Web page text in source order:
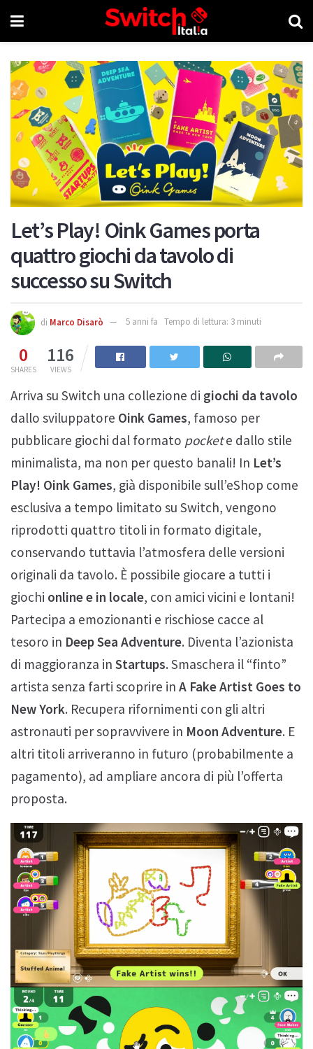
Let’s Play! Oink Games porta
quattro giochi da tavolo di
successo su Switch
di Marco Disarò 5 anni fa Tempo di lettura: 3 minuti
0
SHARES
116
VIEWS
Arriva su Switch una collezione di giochi da tavolo
dallo sviluppatore Oink Games, famoso per
pubblicare giochi dal formato pockete dallo stile
minimalista, ma non per questo banali! In Let’s
Play! Oink Games, già disponibile sull’eShop come
esclusiva a tempo limitato su Switch, vengono
riprodotti quattro titoli in formato digitale,
conservando tuttavia l’atmosfera delle versioni
originali da tavolo. È possibile giocare a tutti i
giochi online e in locale, con amici vicini e lontani!
Partecipa a emozionanti e rischiose cacce al
tesoro in Deep Sea Adventure. Diventa l’azionista
di maggioranza in Startups. Smaschera il “finto”
artista senza farti scoprire in A Fake Artist Goes to
New York. Recupera rifornimenti con gli altri
astronauti per sopravvivere in Moon Adventure. E
altri titoli arriveranno in futuro (probabilmente a
pagamento), ad ampliare ancora di più l’offerta
proposta.